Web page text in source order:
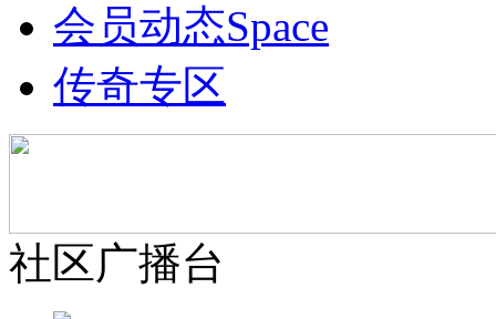
会员动态Space
传奇专区
社区广播台